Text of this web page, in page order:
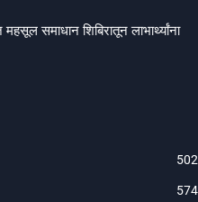
समाधान शिबिरातून लाभार्थ्यांना
502
574